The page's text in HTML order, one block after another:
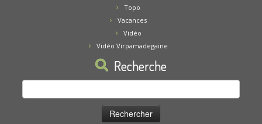
Topo
Vacances
Vidéo
Vidéo Virpamadegaine
Recherche
Rechercher :